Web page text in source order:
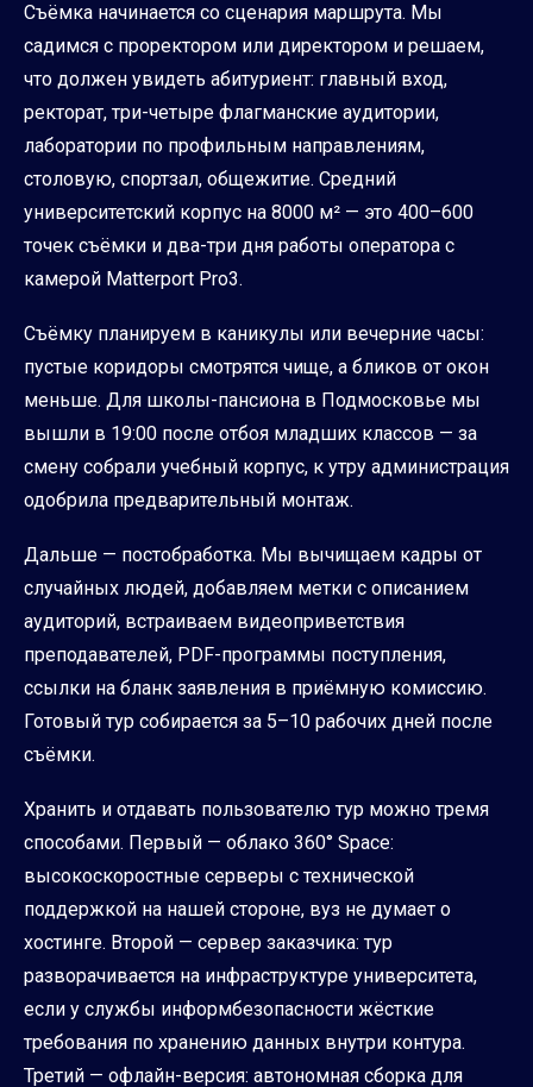
Съёмка начинается со сценария маршрута. Мы
садимся с проректором или директором и решаем,
что должен увидеть абитуриент: главный вход,
ректорат, три-четыре флагманские аудитории,
лаборатории по профильным направлениям,
столовую, спортзал, общежитие. Средний
университетский корпус на 8000 м² — это 400–600
точек съёмки и два-три дня работы оператора с
камерой Matterport Pro3.
Съёмку планируем в каникулы или вечерние часы:
пустые коридоры смотрятся чище, а бликов от окон
меньше. Для школы-пансиона в Подмосковье мы
вышли в 19:00 после отбоя младших классов — за
смену собрали учебный корпус, к утру администрация
одобрила предварительный монтаж.
Дальше — постобработка. Мы вычищаем кадры от
случайных людей, добавляем метки с описанием
аудиторий, встраиваем видеоприветствия
преподавателей, PDF-программы поступления,
ссылки на бланк заявления в приёмную комиссию.
Готовый тур собирается за 5–10 рабочих дней после
съёмки.
Хранить и отдавать пользователю тур можно тремя
способами. Первый — облако 360° Space:
высокоскоростные серверы с технической
поддержкой на нашей стороне, вуз не думает о
хостинге. Второй — сервер заказчика: тур
разворачивается на инфраструктуре университета,
если у службы информбезопасности жёсткие
требования по хранению данных внутри контура.
Третий — офлайн-версия: автономная сборка для